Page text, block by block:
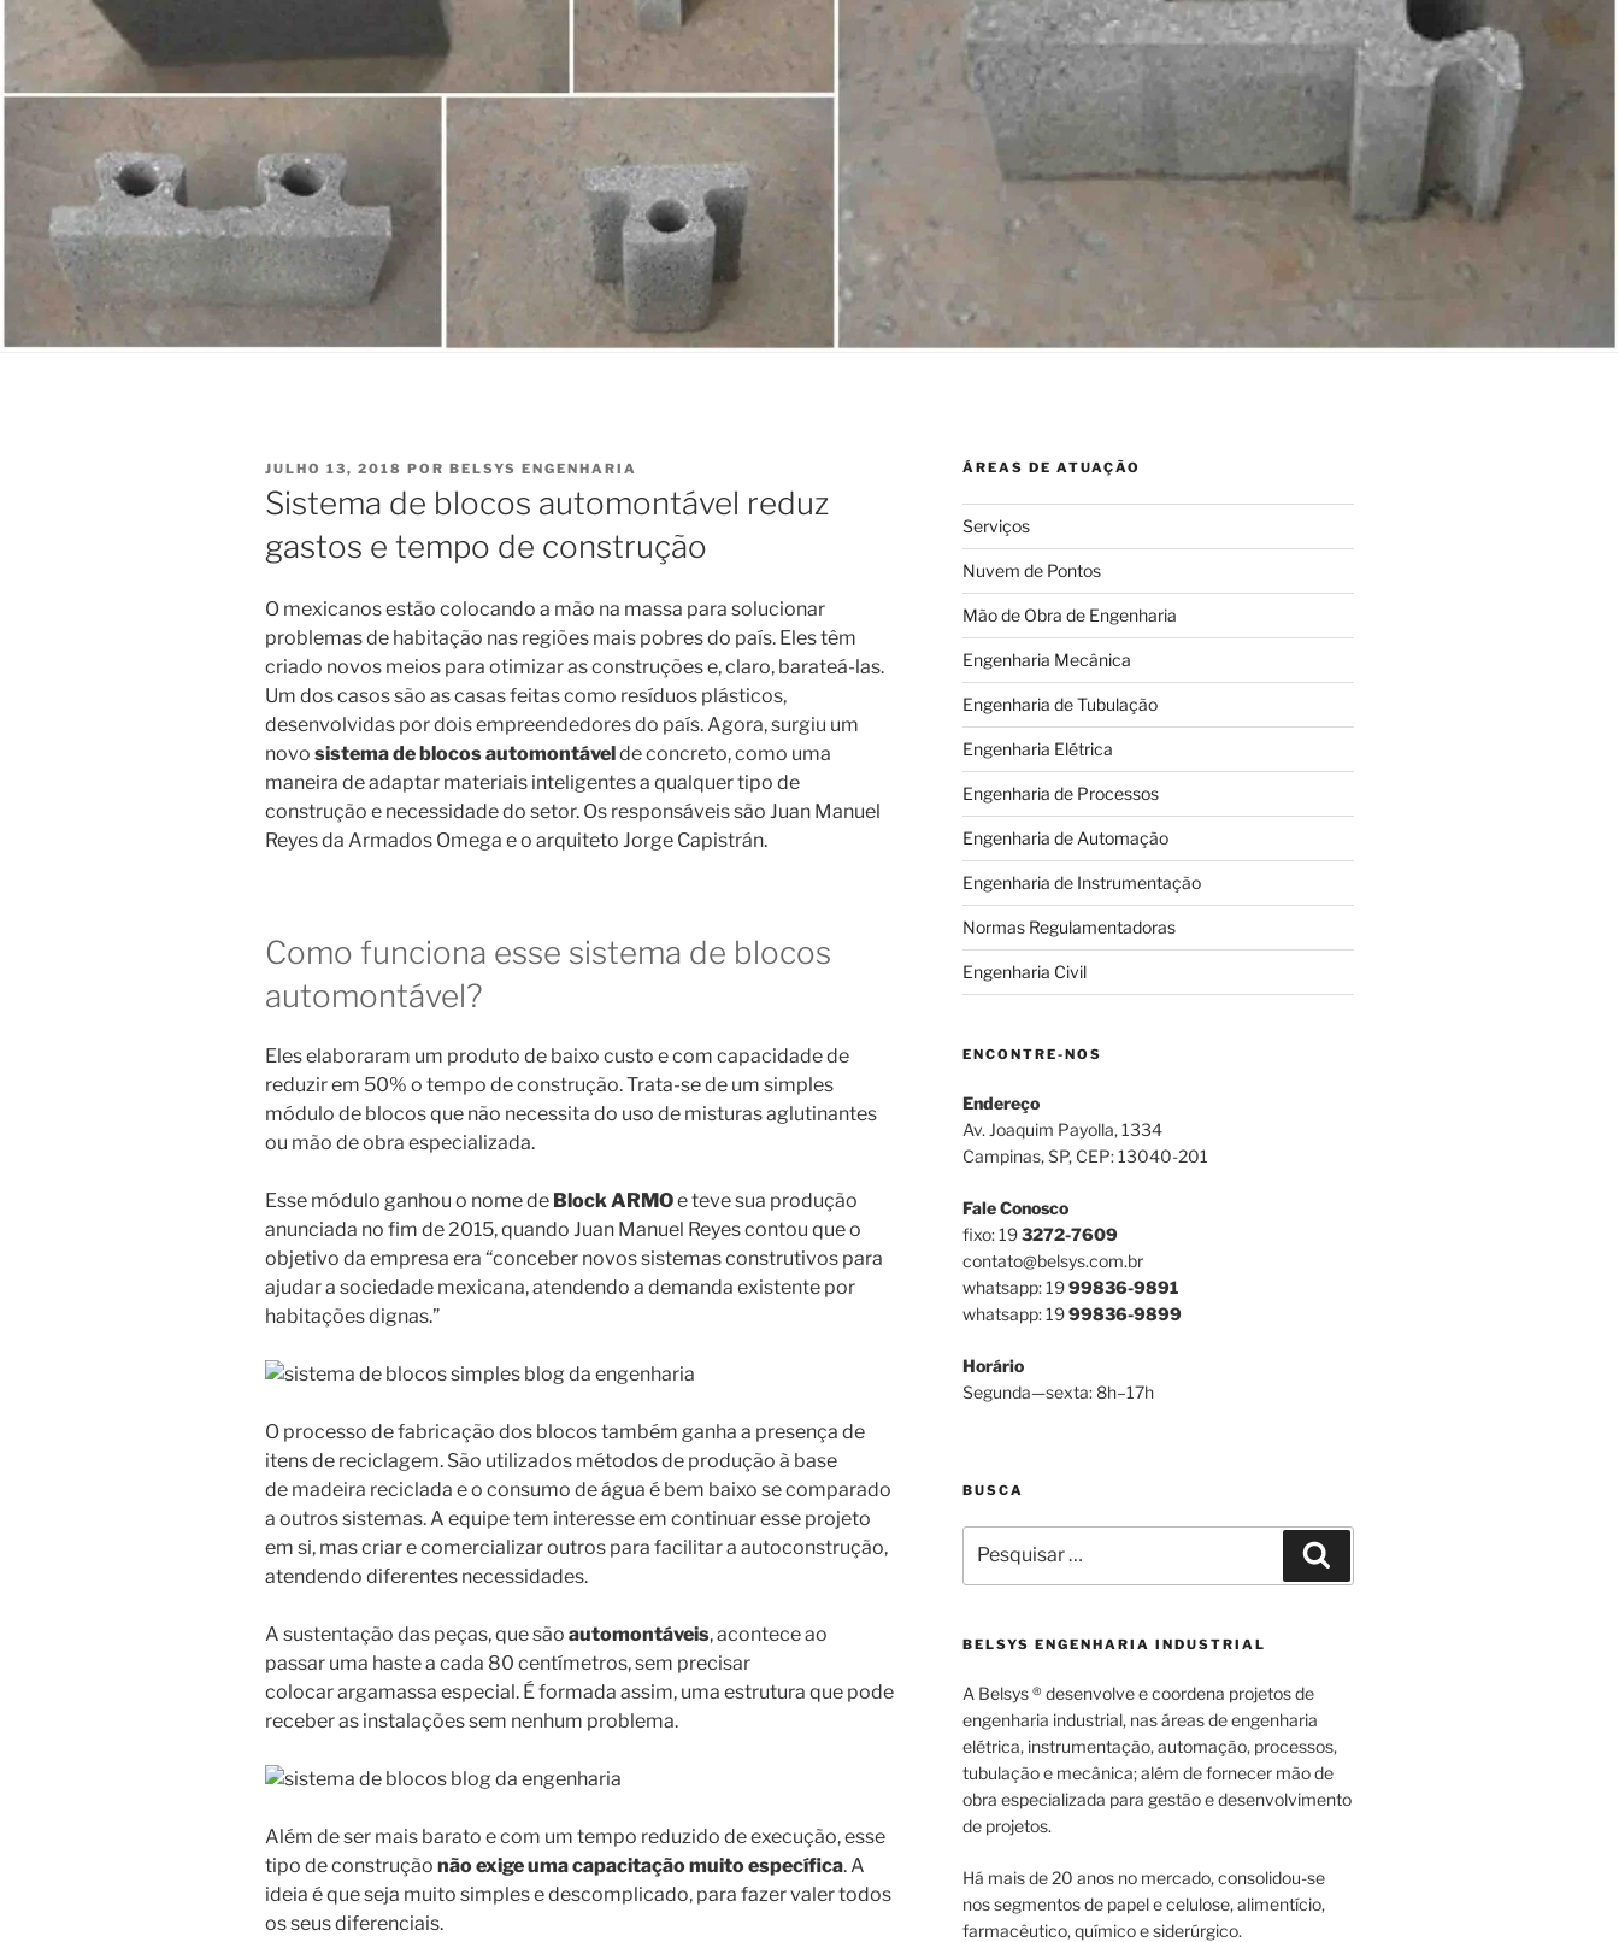
PUBLICADO
EM
JULHO 13, 2018 POR BELSYS ENGENHARIA
Sistema de blocos automontável reduz
gastos e tempo de construção
O mexicanos estão colocando a mão na massa para solucionar
problemas de habitação nas regiões mais pobres do país. Eles têm
criado novos meios para otimizar as construções e, claro, barateá-las.
Um dos casos são as casas feitas como resíduos plásticos,
desenvolvidas por dois empreendedores do país. Agora, surgiu um
novo sistema de blocos automontável de concreto, como uma
maneira de adaptar materiais inteligentes a qualquer tipo de
construção e necessidade do setor. Os responsáveis são Juan Manuel
Reyes da Armados Omega e o arquiteto Jorge Capistrán.
Como funciona esse sistema de blocos
automontável?
Eles elaboraram um produto de baixo custo e com capacidade de
reduzir em 50% o tempo de construção. Trata-se de um simples
módulo de blocos que não necessita do uso de misturas aglutinantes
ou mão de obra especializada.
Esse módulo ganhou o nome de Block ARMOe teve sua produção
anunciada no fim de 2015, quando Juan Manuel Reyes contou que o
objetivo da empresa era “conceber novos sistemas construtivos para
ajudar a sociedade mexicana, atendendo a demanda existente por
habitações dignas.”
O processo de fabricação dos blocos também ganha a presença de
itens de reciclagem. São utilizados métodos de produção à base
de madeira reciclada e o consumo de água é bem baixo se comparado
a outros sistemas. A equipe tem interesse em continuar esse projeto
em si, mas criar e comercializar outros para facilitar a autoconstrução,
atendendo diferentes necessidades.
A sustentação das peças, que são automontáveis, acontece ao
passar uma haste a cada 80 centímetros, sem precisar
colocar argamassa especial. É formada assim, uma estrutura que pode
receber as instalações sem nenhum problema.
Além de ser mais barato e com um tempo reduzido de execução, esse
tipo de construção não exige uma capacitação muito específica. A
ideia é que seja muito simples e descomplicado, para fazer valer todos
os seus diferenciais.
ÁREAS DE ATUAÇÃO
Serviços
Nuvem de Pontos
Mão de Obra de Engenharia
Engenharia Mecânica
Engenharia de Tubulação
Engenharia Elétrica
Engenharia de Processos
Engenharia de Automação
Engenharia de Instrumentação
Normas Regulamentadoras
Engenharia Civil
ENCONTRE-NOS
Endereço
Av. Joaquim Payolla, 1334
Campinas, SP, CEP: 13040-201
Fale Conosco
fixo: 193272-7609
contato@belsys.com.br
whatsapp: 1999836-9891
whatsapp: 1999836-9899
Horário
Segunda—sexta: 8h–17h
BUSCA
por:
BELSYS ENGENHARIA INDUSTRIAL
A Belsys ® desenvolve e coordena projetos de
engenharia industrial, nas áreas de engenharia
elétrica, instrumentação, automação, processos,
tubulação e mecânica; além de fornecer mão de
obra especializada para gestão e desenvolvimento
de projetos.
Há mais de 20 anos no mercado, consolidou-se
nos segmentos de papel e celulose, alimentício,
farmacêutico, químico e siderúrgico.